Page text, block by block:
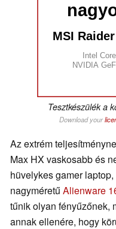
MSI
Intel
NVIDIA
Tesztkészülék a
Download your
Az extrém
Max HX vaskosabb és
hüvelykes gamer
nagyméretűAlienware
tűnik olyan fényűzőnek,
annak ellenére, hogy